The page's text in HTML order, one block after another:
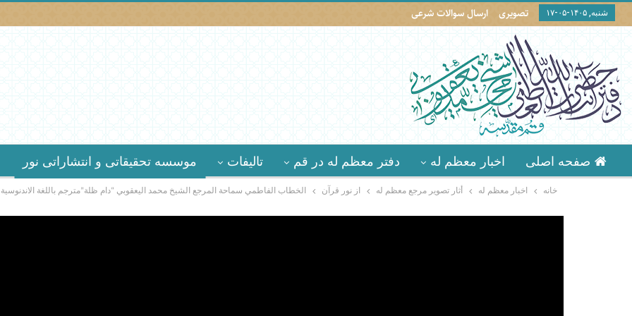
شنبه, ۱۴۰۵-۰۵-۱۷ تصویری ارسال سوالات شرعی
صفحه اصلی اخبار معظم له دفتر معظم له در قم تالیفات موسسه تحقیقاتى و انتشاراتى نور
خانه اخبار معظم له أثار تصوير مرجع معظم له از نور قرآن الخطاب الفاطمي سماحة المرجع الشيخ محمد اليعقوبي “دام ظلة”مترجم باللغة الاندنوسية